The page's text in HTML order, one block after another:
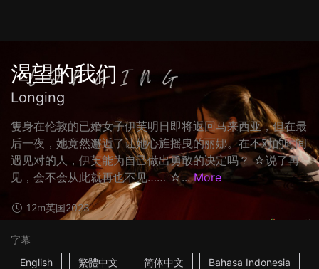
渴望的我们
Longing
隻身在伦敦的已婚女子伊芙明日即将返回马来西亚，但在最
后一夜，她竟然邂逅了让她心旌摇曳的丽娜。在不对的时间
遇见对的人，伊芙能为自己做出勇敢的决定吗？ ☆说了再
见，会不会从此就再也不见…… ☆... More
12m英国2023
字幕
English
繁體中文 简体中文 Bahasa Indonesia